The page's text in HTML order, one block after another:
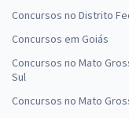
Concursos no Distrito
Concursos em Goiás
Concursos no Mato
Sul
Concursos no Mato